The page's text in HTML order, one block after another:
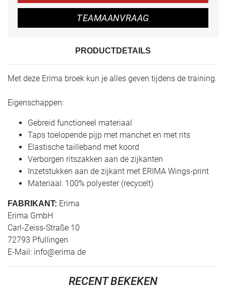
TEAMAANVRAAG
PRODUCTDETAILS
Met deze Erima broek kun je alles geven tijdens de training.
Eigenschappen:
Gebreid functioneel materiaal
Taps toelopende pijp met manchet en met rits
Elastische tailleband met koord
Verborgen ritszakken aan de zijkanten
Inzetstukken aan de zijkant met ERIMA Wings-print
Materiaal: 100% polyester (recycelt)
FABRIKANT: Erima
Erima GmbH
Carl-Zeiss-Straße 10
72793 Pfullingen
E-Mail: info@erima.de
RECENT BEKEKEN